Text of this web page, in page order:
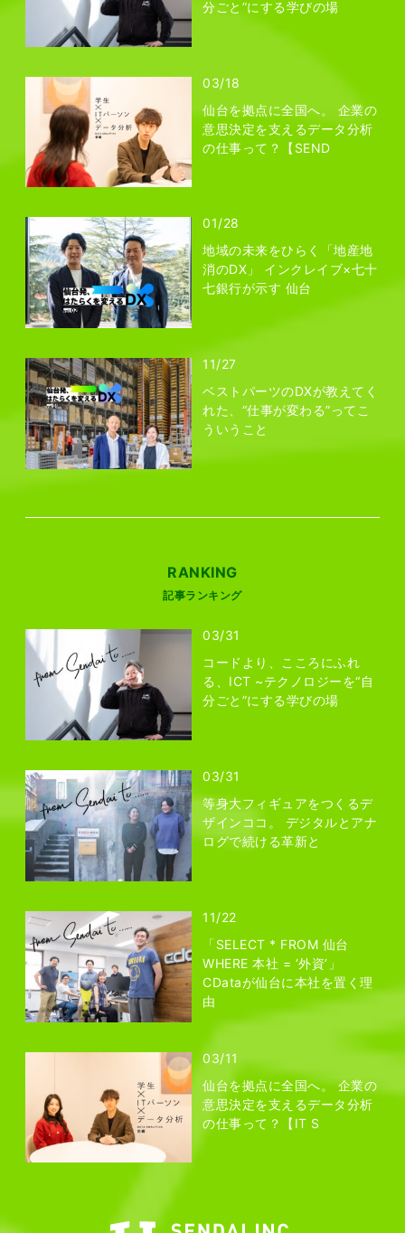
分ごと”にする学びの場
03/18
仙台を拠点に全国へ。 企業の
意思決定を支えるデータ分析
の仕事って？【SEND
01/28
地域の未来をひらく「地産地
消のDX」 インクレイブ×七十
七銀行が示す 仙台
11/27
ベストパーツのDXが教えてく
れた、“仕事が変わる”ってこ
ういうこと
RANKING
記事ランキング
03/31
コードより、こころにふれ
る、ICT ~テクノロジーを“自
分ごと”にする学びの場
03/31
等身大フィギュアをつくるデ
ザインココ。 デジタルとアナ
ログで続ける革新と
11/22
「SELECT * FROM 仙台
WHERE 本社 = ‘外資’」
CDataが仙台に本社を置く理
由
03/11
仙台を拠点に全国へ。 企業の
意思決定を支えるデータ分析
の仕事って？【IT S